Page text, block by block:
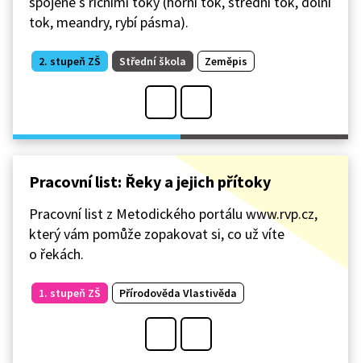
tok, meandry, rybí pásma).
2. stupeň ZŠ Střední škola Zeměpis
Pracovní list: Řeky a jejich přítoky
Pracovní list z Metodického portálu www.rvp.cz,
který vám pomůže zopakovat si, co už víte
o řekách.
1. stupeň ZŠ Přírodověda Vlastivěda